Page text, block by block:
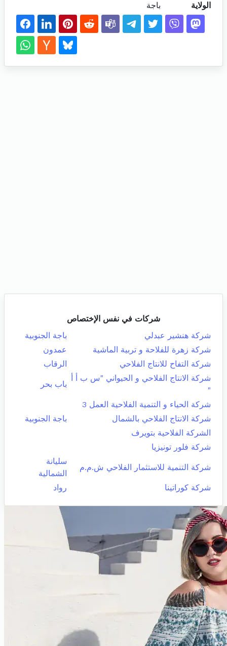
الولاية باجة
شركات في نفس الإختصاص
شركة هنشير عبدلي
باجة الجنوبية
شركة زهرة للفلاحة و تربية الماشية
عمدون
شركة التفاح للانتاج الفلاحي
الرقاب
شركة الانتاج الفلاحي و الحيواني "س ب أ أ
"
باب بحر
شركة الحياء و التنمية الفلاحية العمل 3
شركة الانتاج الفلاحي بالشمال
باجة الجنوبية
الشركة الفلاحية بتويرف
شركة فلور تونيزيا
شركة التنمية للاستثمار الفلاحي ش.م.م
سليانة
الشمالية
شركة كوراتينا
رواد